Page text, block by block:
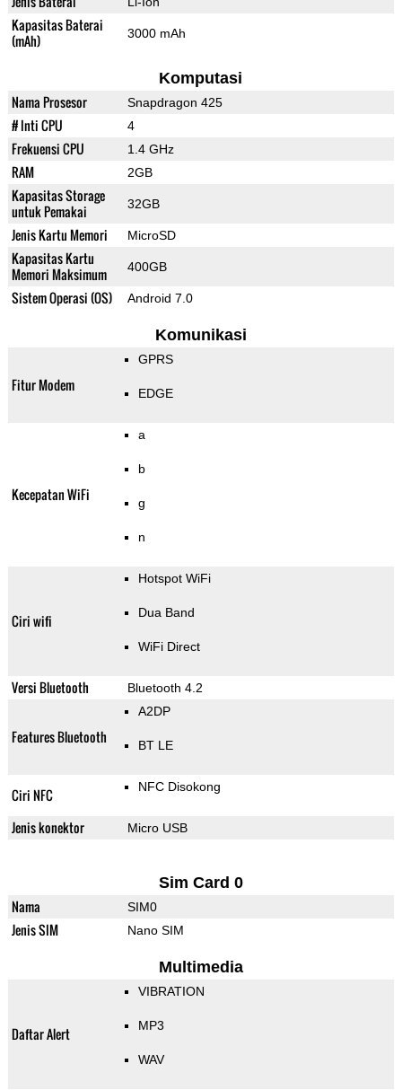
Kapasitas Baterai
(mAh)
3000 mAh
Komputasi
Nama Prosesor Snapdragon 425
# Inti CPU 4
Frekuensi CPU 1.4 GHz
RAM 2GB
Kapasitas Storage
untuk Pemakai
32GB
Jenis Kartu Memori MicroSD
Kapasitas Kartu
Memori Maksimum
400GB
Sistem Operasi (OS) Android 7.0
Komunikasi
Fitur Modem
GPRS
EDGE
Kecepatan WiFi
a
b
g
n
Ciri wifi
Hotspot WiFi
Dua Band
WiFi Direct
Versi Bluetooth Bluetooth 4.2
Features Bluetooth
A2DP
BT LE
Ciri NFC NFC Disokong
Jenis konektor Micro USB
Sim Card 0
Nama SIM0
Jenis SIM Nano SIM
Multimedia
Daftar Alert
VIBRATION
MP3
WAV